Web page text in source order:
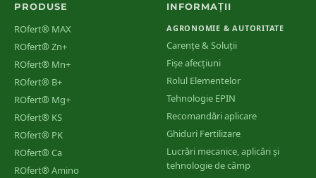
PRODUSE
ROfert® MAX
ROfert® Zn+
ROfert® Mn+
ROfert® B+
ROfert® Mg+
ROfert® KS
ROfert® PK
ROfert® Ca
ROfert® Amino
INFORMAȚII
AGRONOMIE & AUTORITATE
Carențe & Soluții
Fișe afecțiuni
Rolul Elementelor
Tehnologie EPIN
Recomandări aplicare
Ghiduri Fertilizare
Lucrări mecanice, aplicări și
tehnologie de câmp